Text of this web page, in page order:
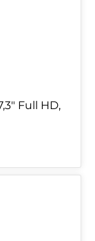
Full HD,